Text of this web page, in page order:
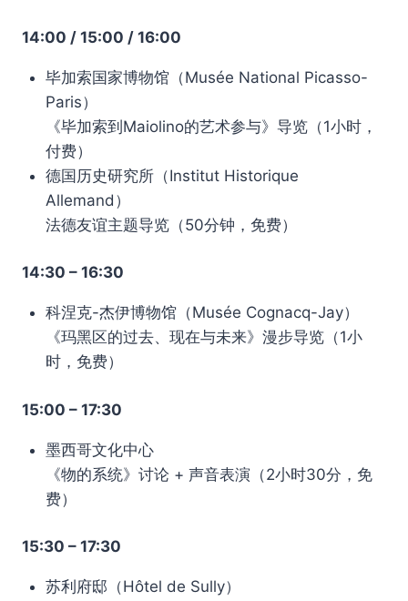
14:00 / 15:00 / 16:00
毕加索国家博物馆（Musée National Picasso-
Paris）
《毕加索到Maiolino的艺术参与》导览（1小时，
付费）
德国历史研究所（Institut Historique
Allemand）
法德友谊主题导览（50分钟，免费）
14:30 – 16:30
科涅克-杰伊博物馆（Musée Cognacq-Jay）
《玛黑区的过去、现在与未来》漫步导览（1小
时，免费）
15:00 – 17:30
墨西哥文化中心
《物的系统》讨论 + 声音表演（2小时30分，免
费）
15:30 – 17:30
苏利府邸（Hôtel de Sully）